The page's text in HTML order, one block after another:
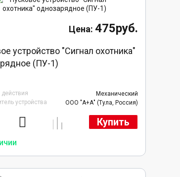
475руб.
устройство "Сигнал охотника"
(ПУ-1)
Механический
устройства
ООО "А+А" (Тула, Россия)
Купить